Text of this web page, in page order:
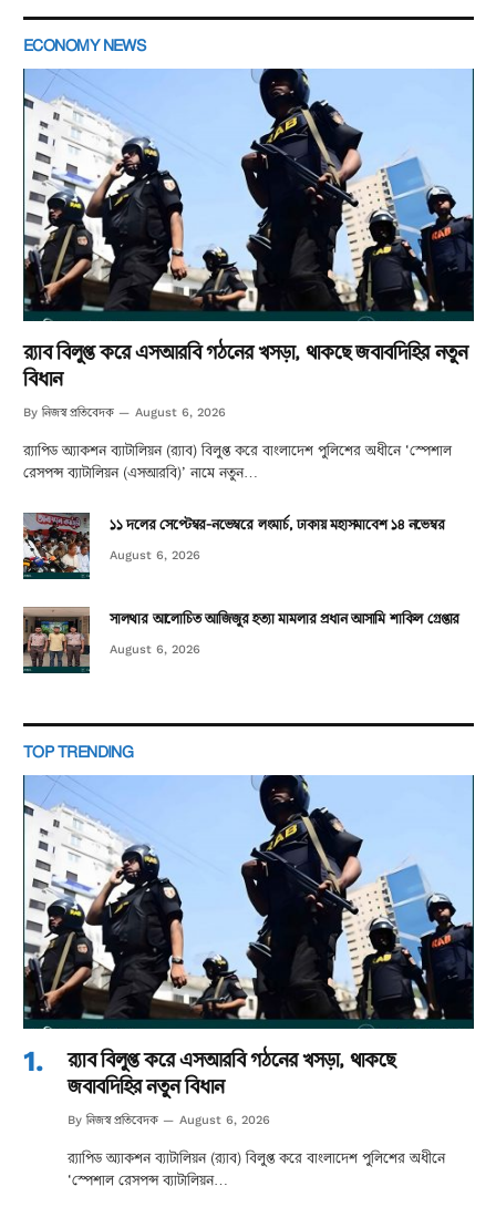
ECONOMY NEWS
র‌্যাব বিলুপ্ত করে এসআরবি গঠনের খসড়া, থাকছে জবাবদিহির নতুন
বিধান
By নিজস্ব প্রতিবেদক August 6, 2026
র‌্যাপিড অ্যাকশন ব্যাটালিয়ন (র‌্যাব) বিলুপ্ত করে বাংলাদেশ পুলিশের অধীনে ‘স্পেশাল
রেসপন্স ব্যাটালিয়ন (এসআরবি)’ নামে নতুন…
১১ দলের সেপ্টেম্বর-নভেম্বরে লংমার্চ, ঢাকায় মহাসমাবেশ ১৪ নভেম্বর
August 6, 2026
সালথার আলোচিত আজিজুর হত্যা মামলার প্রধান আসামি শাকিল গ্রেপ্তার
August 6, 2026
TOP TRENDING
র‌্যাব বিলুপ্ত করে এসআরবি গঠনের খসড়া, থাকছে
জবাবদিহির নতুন বিধান
By নিজস্ব প্রতিবেদক August 6, 2026
র‌্যাপিড অ্যাকশন ব্যাটালিয়ন (র‌্যাব) বিলুপ্ত করে বাংলাদেশ পুলিশের অধীনে
‘স্পেশাল রেসপন্স ব্যাটালিয়ন…